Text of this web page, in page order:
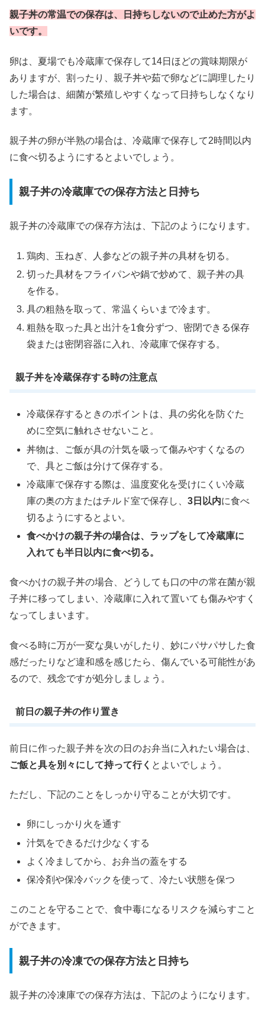
親子丼の常温での保存は、日持ちしないので止めた方がよ
いです。
卵は、夏場でも冷蔵庫で保存して14日ほどの賞味期限が
ありますが、割ったり、親子丼や茹で卵などに調理したり
した場合は、細菌が繁殖しやすくなって日持ちしなくなり
ます。
親子丼の卵が半熟の場合は、冷蔵庫で保存して2時間以内
に食べ切るようにするとよいでしょう。
親子丼の冷蔵庫での保存方法と日持ち
親子丼の冷蔵庫での保存方法は、下記のようになります。
鶏肉、玉ねぎ、人参などの親子丼の具材を切る。
切った具材をフライパンや鍋で炒めて、親子丼の具
を作る。
具の粗熱を取って、常温くらいまで冷ます。
粗熱を取った具と出汁を1食分ずつ、密閉できる保存
袋または密閉容器に入れ、冷蔵庫で保存する。
親子丼を冷蔵保存する時の注意点
冷蔵保存するときのポイントは、具の劣化を防ぐた
めに空気に触れさせないこと。
丼物は、ご飯が具の汁気を吸って傷みやすくなるの
で、具とご飯は分けて保存する。
冷蔵庫で保存する際は、温度変化を受けにくい冷蔵
庫の奥の方またはチルド室で保存し、3日以内に食べ
切るようにするとよい。
食べかけの親子丼の場合は、ラップをして冷蔵庫に
入れても半日以内に食べ切る。
食べかけの親子丼の場合、どうしても口の中の常在菌が親
子丼に移ってしまい、冷蔵庫に入れて置いても傷みやすく
なってしまいます。
食べる時に万が一変な臭いがしたり、妙にパサパサした食
感だったりなど違和感を感じたら、傷んでいる可能性があ
るので、残念ですが処分しましょう。
前日の親子丼の作り置き
前日に作った親子丼を次の日のお弁当に入れたい場合は、
ご飯と具を別々にして持って行く とよいでしょう。
ただし、下記のことをしっかり守ることが大切です。
卵にしっかり火を通す
汁気をできるだけ少なくする
よく冷ましてから、お弁当の蓋をする
保冷剤や保冷バックを使って、冷たい状態を保つ
このことを守ることで、食中毒になるリスクを減らすこと
ができます。
親子丼の冷凍での保存方法と日持ち
親子丼の冷凍庫での保存方法は、下記のようになります。